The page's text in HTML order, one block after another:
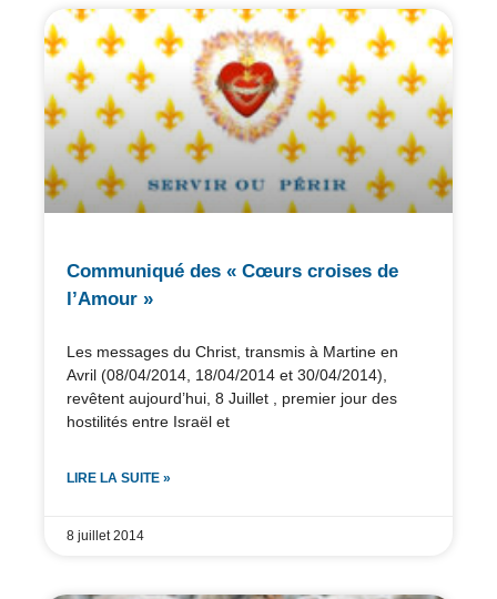
Communiqué des « Cœurs croises de
l’Amour »
Les messages du Christ, transmis à Martine en
Avril (08/04/2014, 18/04/2014 et 30/04/2014),
revêtent aujourd’hui, 8 Juillet , premier jour des
hostilités entre Israël et
LIRE LA SUITE »
8 juillet 2014